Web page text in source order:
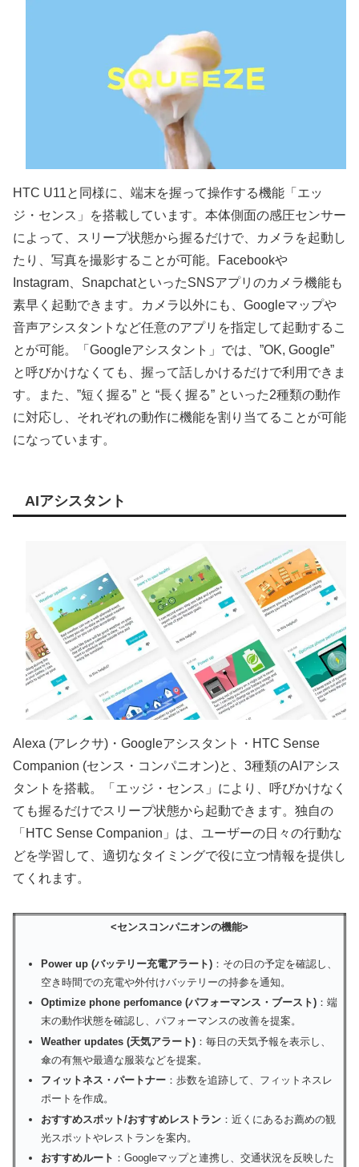
HTC U11と同様に、端末を握って操作する機能「エッ
ジ・センス」を搭載しています。本体側面の感圧センサー
によって、スリープ状態から握るだけで、カメラを起動し
たり、写真を撮影することが可能。Facebookや
Instagram、SnapchatといったSNSアプリのカメラ機能も
素早く起動できます。カメラ以外にも、Googleマップや
音声アシスタントなど任意のアプリを指定して起動するこ
とが可能。「Googleアシスタント」では、”OK, Google”
と呼びかけなくても、握って話しかけるだけで利用できま
す。また、”短く握る” と “長く握る” といった2種類の動作
に対応し、それぞれの動作に機能を割り当てることが可能
になっています。
AIアシスタント
Alexa (アレクサ)・Googleアシスタント・HTC Sense
Companion (センス・コンパニオン)と、3種類のAIアシス
タントを搭載。「エッジ・センス」により、呼びかけなく
ても握るだけでスリープ状態から起動できます。独自の
「HTC Sense Companion」は、ユーザーの日々の行動な
どを学習して、適切なタイミングで役に立つ情報を提供し
てくれます。
<センスコンパニオンの機能>
Power up (バッテリー充電アラート)：その日の予定を確認し、
空き時間での充電や外付けバッテリーの持参を通知。
Optimize phone perfomance (パフォーマンス・ブースト)：端
末の動作状態を確認し、パフォーマンスの改善を提案。
Weather updates (天気アラート)：毎日の天気予報を表示し、
傘の有無や最適な服装などを提案。
フィットネス・パートナー：歩数を追跡して、フィットネスレ
ポートを作成。
おすすめスポット/おすすめレストラン：近くにあるお薦めの観
光スポットやレストランを案内。
おすすめルート ：Googleマップと連携し、交通状況を反映した